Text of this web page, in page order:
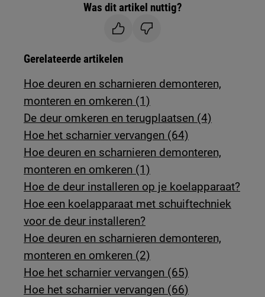
Was dit artikel nuttig?
Gerelateerde artikelen
Hoe deuren en scharnieren demonteren,
monteren en omkeren (1)
De deur omkeren en terugplaatsen (4)
Hoe het scharnier vervangen (64)
Hoe deuren en scharnieren demonteren,
monteren en omkeren (1)
Hoe de deur installeren op je koelapparaat?
Hoe een koelapparaat met schuiftechniek
voor de deur installeren?
Hoe deuren en scharnieren demonteren,
monteren en omkeren (2)
Hoe het scharnier vervangen (65)
Hoe het scharnier vervangen (66)